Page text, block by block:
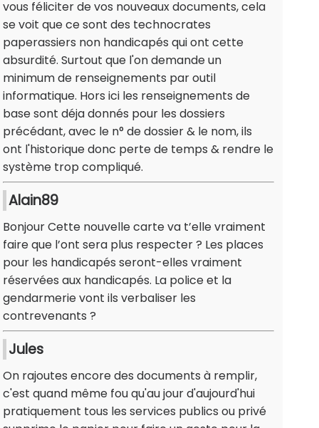
vous féliciter de vos nouveaux documents, cela
se voit que ce sont des technocrates
paperassiers non handicapés qui ont cette
absurdité. Surtout que l'on demande un
minimum de renseignements par outil
informatique. Hors ici les renseignements de
base sont déja donnés pour les dossiers
précédant, avec le n° de dossier & le nom, ils
ont l'historique donc perte de temps & rendre le
système trop compliqué.
Alain89
Bonjour Cette nouvelle carte va t’elle vraiment
faire que l’ont sera plus respecter ? Les places
pour les handicapés seront-elles vraiment
réservées aux handicapés. La police et la
gendarmerie vont ils verbaliser les
contrevenants ?
Jules
On rajoutes encore des documents à remplir,
c'est quand même fou qu'au jour d'aujourd'hui
pratiquement tous les services publics ou privé